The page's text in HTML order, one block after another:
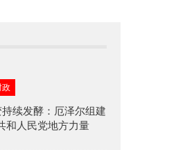
政
续发酵：厄泽尔组建
和人民党地方力量